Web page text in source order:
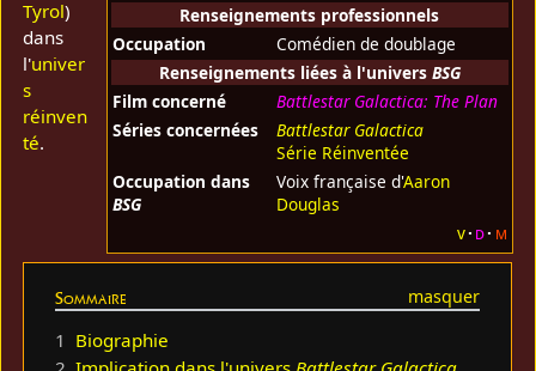
Renseignements professionnels
Occupation
Comédien de doublage
Renseignements liées à l'univers BSG
Film concerné
Battlestar Galactica: The Plan
Séries concernées
Battlestar Galactica
Série Réinventée
Occupation dans
BSG
Voix française d'Aaron
Douglas
v d m
Tyrol)
dans
l'univer
s
réinven
té.
Sommaire
1 Biographie